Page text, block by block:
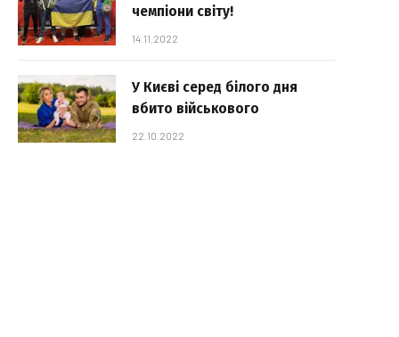
чемпіони світу!
14.11.2022
У Києві серед білого дня
вбито військового
22.10.2022